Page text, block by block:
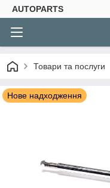
AUTOPARTS
Товари та послуги
Нове надходження